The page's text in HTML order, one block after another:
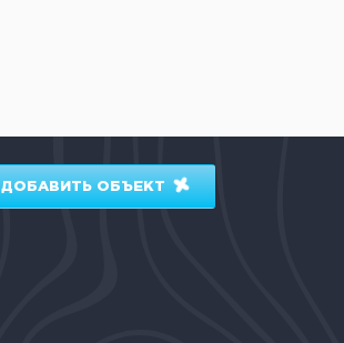
ДОБАВИТЬ ОБЪЕКТ